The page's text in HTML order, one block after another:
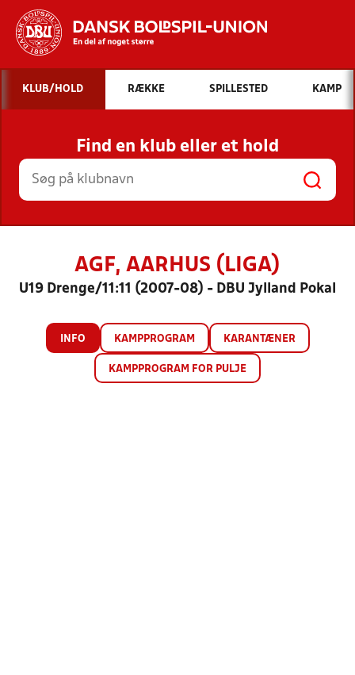
Hvad vil du søge efter?
INDHOLD OG NYHEDER
STILLINGER, RESULTATER, KLUBBER OG
HOLD
KLUB/HOLD RÆKKE SPILLESTED KAMP
Find en klub eller et hold
AGF, AARHUS (LIGA)
U19 Drenge/11:11 (2007-08) - DBU Jylland Pokal
INFO KAMPPROGRAM KARANTÆNER
KAMPPROGRAM FOR PULJE